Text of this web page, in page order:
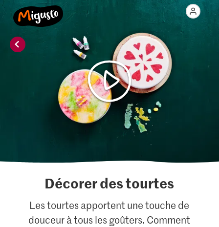
Décorer des tourtes
Les tourtes apportent une touche de
douceur à tous les goûters. Comment